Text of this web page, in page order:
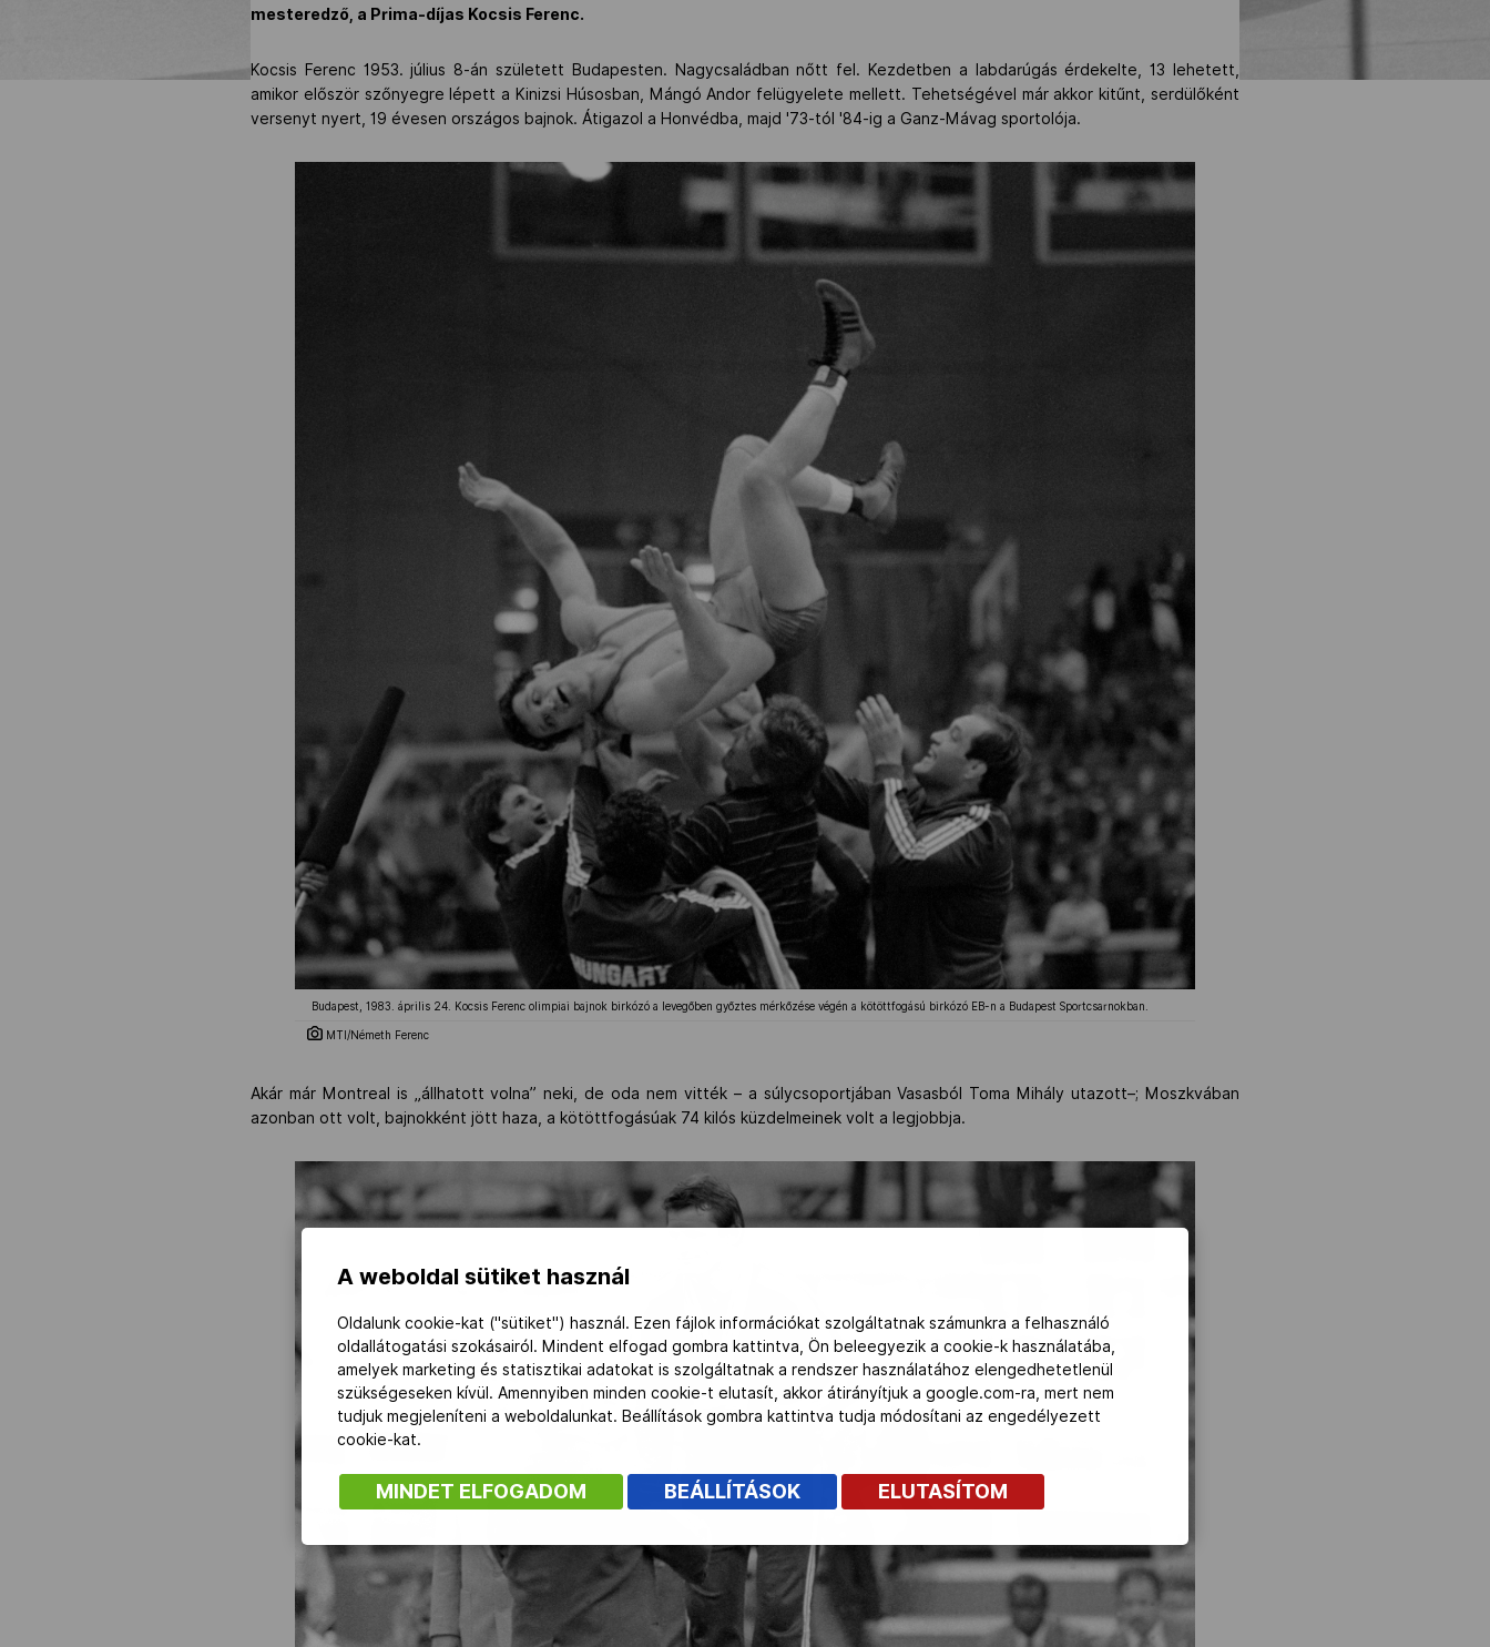
mesteredző, a Prima-díjas Kocsis Ferenc.
Kocsis Ferenc 1953. július 8-án született Budapesten. Nagycsaládban nőtt fel. Kezdetben a labdarúgás érdekelte, 13 lehetett,
amikor először szőnyegre lépett a Kinizsi Húsosban, Mángó Andor felügyelete mellett. Tehetségével már akkor kitűnt, serdülőként
versenyt nyert, 19 évesen országos bajnok. Átigazol a Honvédba, majd '73-tól '84-ig a Ganz-Mávag sportolója.
Budapest, 1983. április 24. Kocsis Ferenc olimpiai bajnok birkózó a levegőben győztes mérkőzése végén a kötöttfogású birkózó EB-n a Budapest Sportcsarnokban.
MTI/Németh Ferenc
Akár már Montreal is „állhatott volna” neki, de oda nem vitték – a súlycsoportjában Vasasból Toma Mihály utazott–; Moszkvában
azonban ott volt, bajnokként jött haza, a kötöttfogásúak 74 kilós küzdelmeinek volt a legjobbja.
A weboldal sütiket használ
Oldalunk cookie-kat ("sütiket") használ. Ezen fájlok információkat szolgáltatnak számunkra a felhasználó
oldallátogatási szokásairól. Mindent elfogad gombra kattintva, Ön beleegyezik a cookie-k használatába,
amelyek marketing és statisztikai adatokat is szolgáltatnak a rendszer használatához elengedhetetlenül
szükségeseken kívül. Amennyiben minden cookie-t elutasít, akkor átirányítjuk a google.com-ra, mert nem
tudjuk megjeleníteni a weboldalunkat. Beállítások gombra kattintva tudja módosítani az engedélyezett
cookie-kat.
MINDET ELFOGADOM BEÁLLÍTÁSOK ELUTASÍTOM